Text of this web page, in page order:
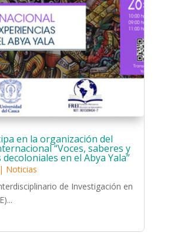
en la organización del
“Voces, saberes y
en el Abya Yala”
| Noticias
de Investigación en